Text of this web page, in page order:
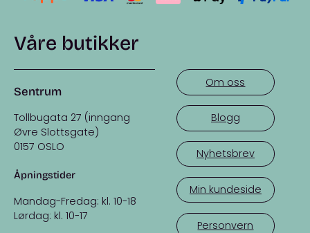
Våre butikker
Sentrum
Tollbugata 27 (inngang
Øvre Slottsgate)
0157 OSLO
Åpningstider
Mandag-Fredag: kl. 10-18
Lørdag: kl. 10-17
Om oss
Blogg
Nyhetsbrev
Min kundeside
Personvern